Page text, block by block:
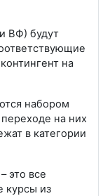
будут
на
набором
на них
в категории
это все
курсы из